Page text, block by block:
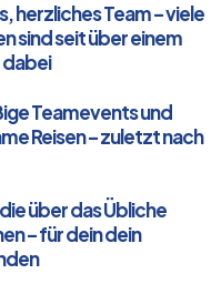
herzliches Team – viele
sind seit über einem
dabei
Teamevents und
Reisen – zuletzt nach
über das Übliche
– für dein dein